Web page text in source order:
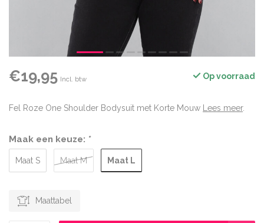
€19,95 Incl. btw Op voorraad
Fel Roze One Shoulder Bodysuit met Korte Mouw Lees meer.
Maak een keuze: *
Maat S Maat M Maat L
Maattabel